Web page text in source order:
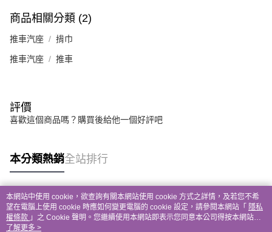
商品相關分類 (2)
推車汽座 揹巾
推車汽座 推車
評價
喜歡這個商品嗎？購買後給他一個好評吧
本分類熱銷全站排行
熱門標籤
本網站中使用 cookie，欲查詢有關本網站使用 cookie 方式之詳情，及若您不希
望在電腦上使用 cookie 時應如何變更電腦的 cookie 設定，請參閱本網站「 隱私
權條款 」之 Cookie 聲明。您繼續使用本網站即表示您同意本公司得按本網站使
用條款之 Cookie 聲明使用 cookie。
了解更多 >